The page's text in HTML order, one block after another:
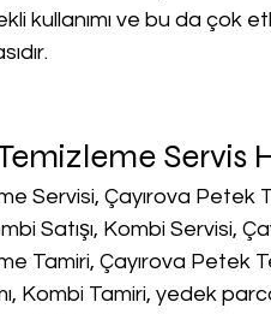
kullanımı ve bu da çok
Servis
Servisi, Çayırova
Satışı, Kombi Servisi,
Tamiri, Çayırova Petek
Kombi Tamiri, yedek